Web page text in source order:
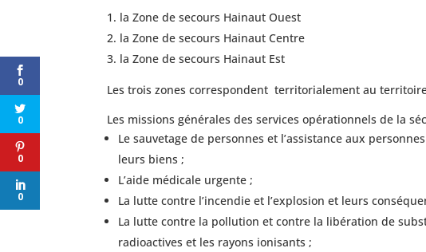
la Zone de secours Hainaut Ouest
la Zone de secours Hainaut Centre
la Zone de secours Hainaut Est
Les trois zones correspondent territorialement au
Les missions générales des services opérationnels de la
Le sauvetage de personnes et l’assistance aux
leurs biens ;
L’aide médicale urgente ;
La lutte contre l’incendie et l’explosion et leurs
La lutte contre la pollution et contre la libération de
radioactives et les rayons ionisants ;
0
0
0
0